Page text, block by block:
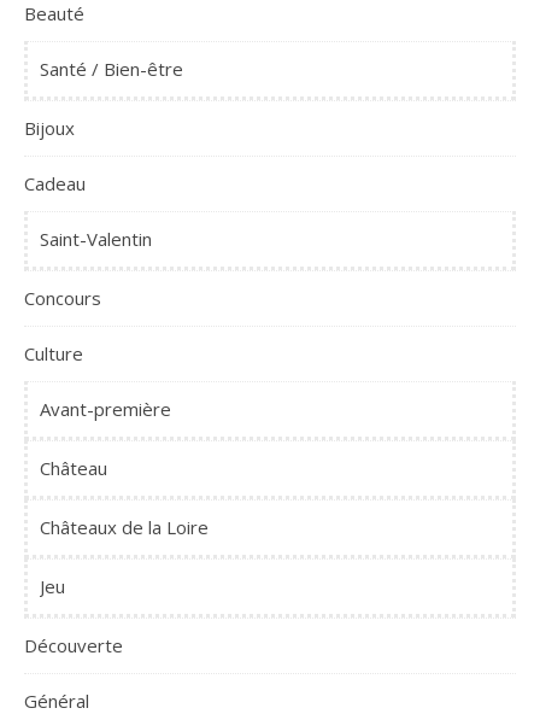
Beauté
Santé / Bien-être
Bijoux
Cadeau
Saint-Valentin
Concours
Culture
Avant-première
Château
Châteaux de la Loire
Jeu
Découverte
Général